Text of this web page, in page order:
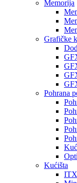
Memorija
Grafičke
Pohrana
Kućišta